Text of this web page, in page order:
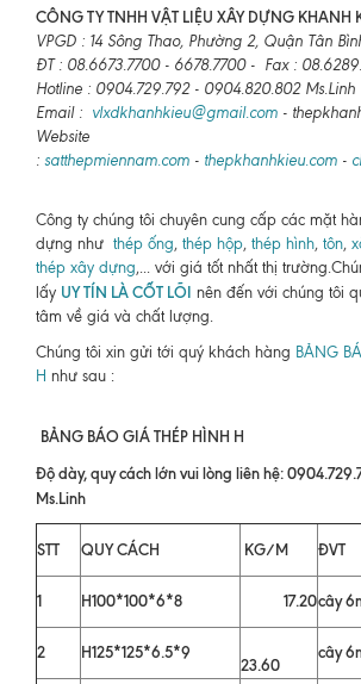
CÔNG TY TNHH VẬT LIỆU XÂY DỰNG KHANH
VPGD : 14 Sông Thao, Phường 2, Quận Tân
ĐT : 08.6673.7700 - 6678.7700 - Fax :
Hotline : 0904.729.792 - 0904.820.802 Ms.Linh
Email : vlxdkhanhkieu@gmail.com -
Website
: satthepmiennam.com - thepkhanhkieu.com -
Công ty chúng tôi chuyên cung cấp các mặt
dựng như thép ống, thép hộp, thép hình, tôn,
thép xây dựng,... với giá tốt nhất thị
lấy UY TÍN LÀ CỐT LÕI nên đến với chúng tôi
tâm về giá và chất lượng.
Chúng tôi xin gửi tới quý khách hàng BẢNG
H như sau :
BẢNG BÁO GIÁ THÉP HÌNH H
Độ dày, quy cách lớn vui lòng liên hệ:
Ms.Linh
STT QUY CÁCH KG/M ĐVT
1
H100*100*6*8 17.20cây
2
H125*125*6.5*9
23.60
cây